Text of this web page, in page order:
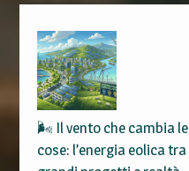
🌬️ Il vento che cambia le
cose: l’energia eolica tra